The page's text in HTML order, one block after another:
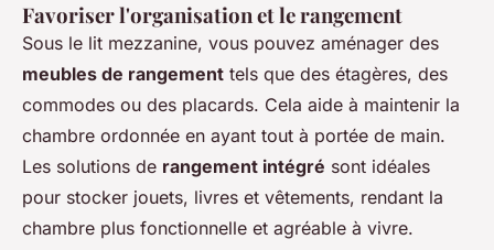
Favoriser l'organisation et le rangement
Sous le lit mezzanine, vous pouvez aménager des
meubles de rangement tels que des étagères, des
commodes ou des placards. Cela aide à maintenir la
chambre ordonnée en ayant tout à portée de main.
Les solutions de rangement intégré sont idéales
pour stocker jouets, livres et vêtements, rendant la
chambre plus fonctionnelle et agréable à vivre.